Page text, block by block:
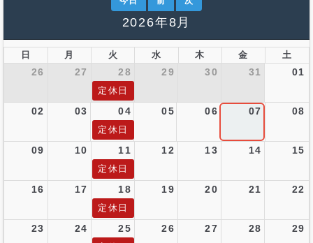
2026年8月
日 月 火 水 木 金 土
26 27 28 29 30 31 01
定休日
02 03 04 05 06 07 08
定休日
09 10 11 12 13 14 15
定休日
16 17 18 19 20 21 22
定休日
23 24 25 26 27 28 29